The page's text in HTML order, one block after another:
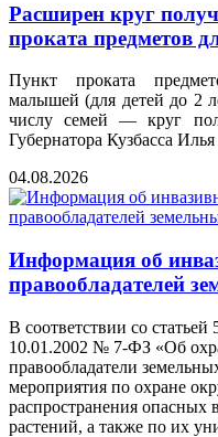
Расширен круг
проката предметов
Пункт проката
малышей (для детей до 2
числу семей — круг
Губернатора Кузбасса
04.08.2026
Информация об
правообладателей
В соответствии со статьей
10.01.2002 № 7-ФЗ «Об
правообладатели
мероприятия по охране
распространения
растений, а также по их